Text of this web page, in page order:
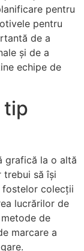
pentru
pentru
de a
și de a
echipe de
tip
grafică la o altă
să își
fostelor colecții
lucrărilor de
de
marcare a